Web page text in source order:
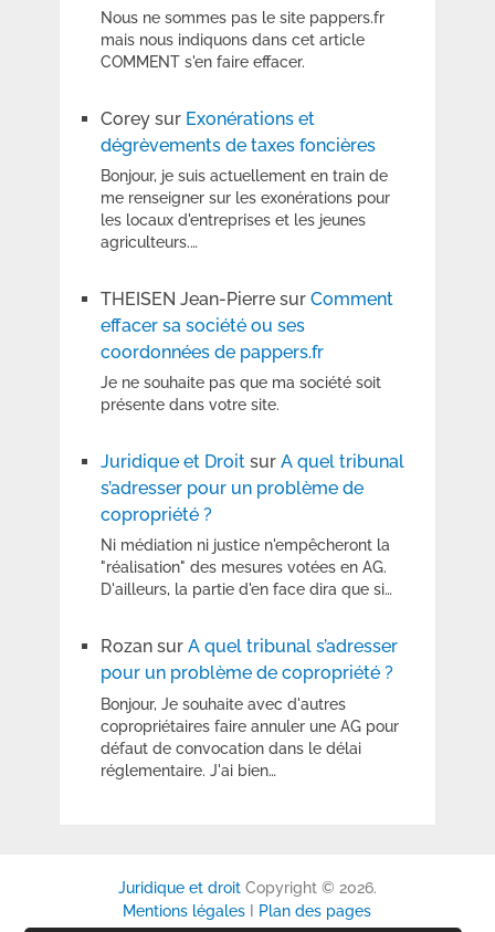
Nous ne sommes pas le site pappers.fr
mais nous indiquons dans cet article
COMMENT s'en faire effacer.
Coreysur Exonérations et
dégrèvements de taxes foncières
Bonjour, je suis actuellement en train de
me renseigner sur les exonérations pour
les locaux d'entreprises et les jeunes
agriculteurs.…
THEISEN Jean-Pierresur Comment
effacer sa société ou ses
coordonnées de pappers.fr
Je ne souhaite pas que ma société soit
présente dans votre site.
Juridique et Droitsur A quel tribunal
s’adresser pour un problème de
copropriété ?
Ni médiation ni justice n'empêcheront la
"réalisation" des mesures votées en AG.
D'ailleurs, la partie d'en face dira que si…
Rozansur A quel tribunal s’adresser
pour un problème de copropriété ?
Bonjour, Je souhaite avec d'autres
copropriétaires faire annuler une AG pour
défaut de convocation dans le délai
réglementaire. J'ai bien…
Juridique et droitCopyright © 2026.
Mentions légales
Plan des pages